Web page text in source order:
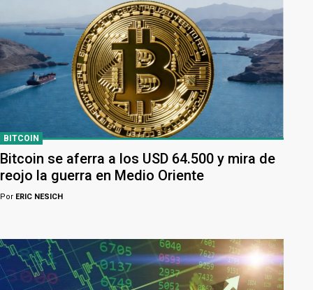
BITCOIN
Bitcoin se aferra a los USD 64.500 y mira de
reojo la guerra en Medio Oriente
Por ERIC NESICH